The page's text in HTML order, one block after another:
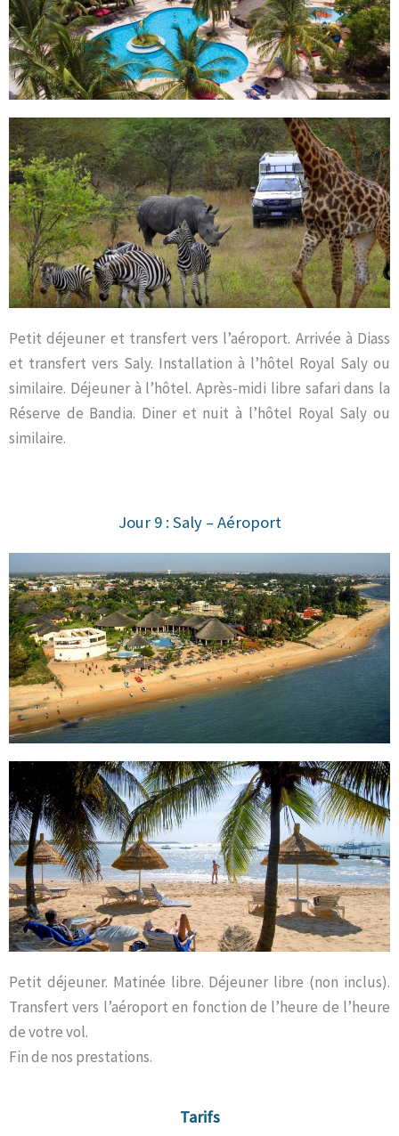
Petit déjeuner et transfert vers l’aéroport. Arrivée à Diass
et transfert vers Saly. Installation à l’hôtel Royal Saly ou
similaire. Déjeuner à l’hôtel. Après-midi libre safari dans la
Réserve de Bandia. Diner et nuit à l’hôtel Royal Saly ou
similaire.
Jour 9 : Saly – Aéroport
Petit déjeuner. Matinée libre. Déjeuner libre (non inclus).
Transfert vers l’aéroport en fonction de l’heure de l’heure
de votre vol.
Fin de nos prestations.
Tarifs